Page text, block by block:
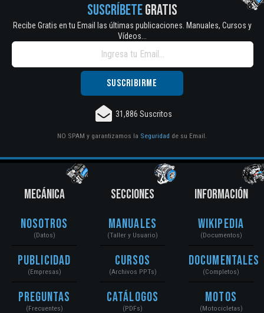
SUSCRÍBETEGRATIS
Recibe Gratis en tu Email las últimas publicaciones. Manuales, Cursos y
Vídeos...
31,886 Suscritos
NO SPAM y garantizamos la Seguridad de su Email.
MECÁNICA
Nosotros
(Datos)
Publicidad
(Empresas)
Preguntas
(Frecuentes)
SECCIONES
Manuales
(Taller y Usuario)
Cursos
(Archivos PPTs)
Catálogos
(PDFs)
INFORMACIÓN
Wikipedia
(Documentos)
Documentales
(Completos)
Motos
(Motocicletas)